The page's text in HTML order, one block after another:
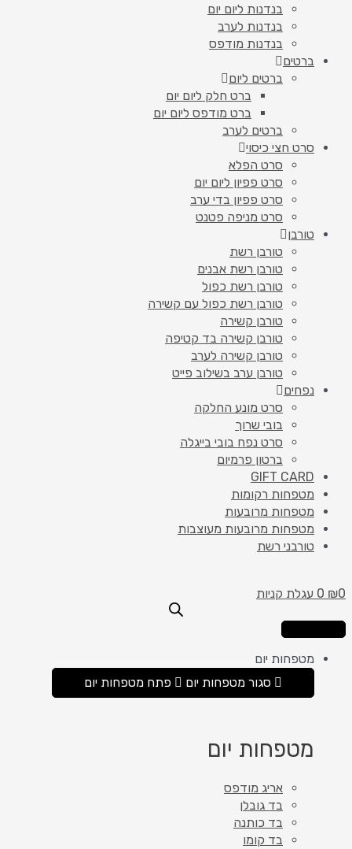
בנדנות ליום יום
בנדנות לערב
בנדנות מודפס
ברטים
ברטים ליום
ברט חלק ליום יום
ברט מודפס ליום יום
ברטים לערב
סרט חצי כיסוי
סרט הפלא
סרט פפיון ליום יום
סרט פפיון בדי ערב
סרט מניפה פטנט
טורבן
טורבן רשת
טורבן רשת אבנים
טורבן רשת כפול
טורבן רשת כפול עם קשירה
טורבן קשירה
טורבן קשירה בד קטיפה
טורבן קשירה לערב
טורבן ערב בשילוב פייט
נפחים
סרט מונע החלקה
בובי שרוך
סרט נפח בובי בייגלה
ברטון פרמיום
GIFT CARD
מטפחות רקומות
מטפחות מרובעות
מטפחות מרובעות מעוצבות
טורבני רשת
₪0
0 עגלת קניות
מטפחות יום
סגור מטפחות יום
פתח מטפחות יום
מטפחות יום
אריג מודפס
בד גובלן
בד כותנה
בד קומו